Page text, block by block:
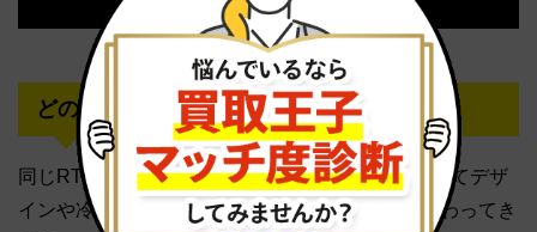
どのメーカーのモデルが高く売れる？
同じRTX 4070でも、製造しているメーカーによってデザ
インや冷却性能が異なり、中古市場での人気も変わってき